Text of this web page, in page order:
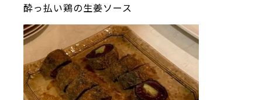
酔っ払い鶏の生姜ソース